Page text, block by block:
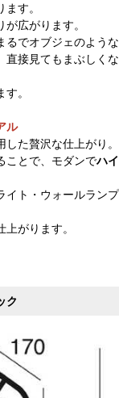
す。
広がります。
でオブジェのような
接見てもまぶしく
。
ル
た贅沢な仕上がり。
ことで、モダンでハ
ト・ウォールラン
がります。
ク